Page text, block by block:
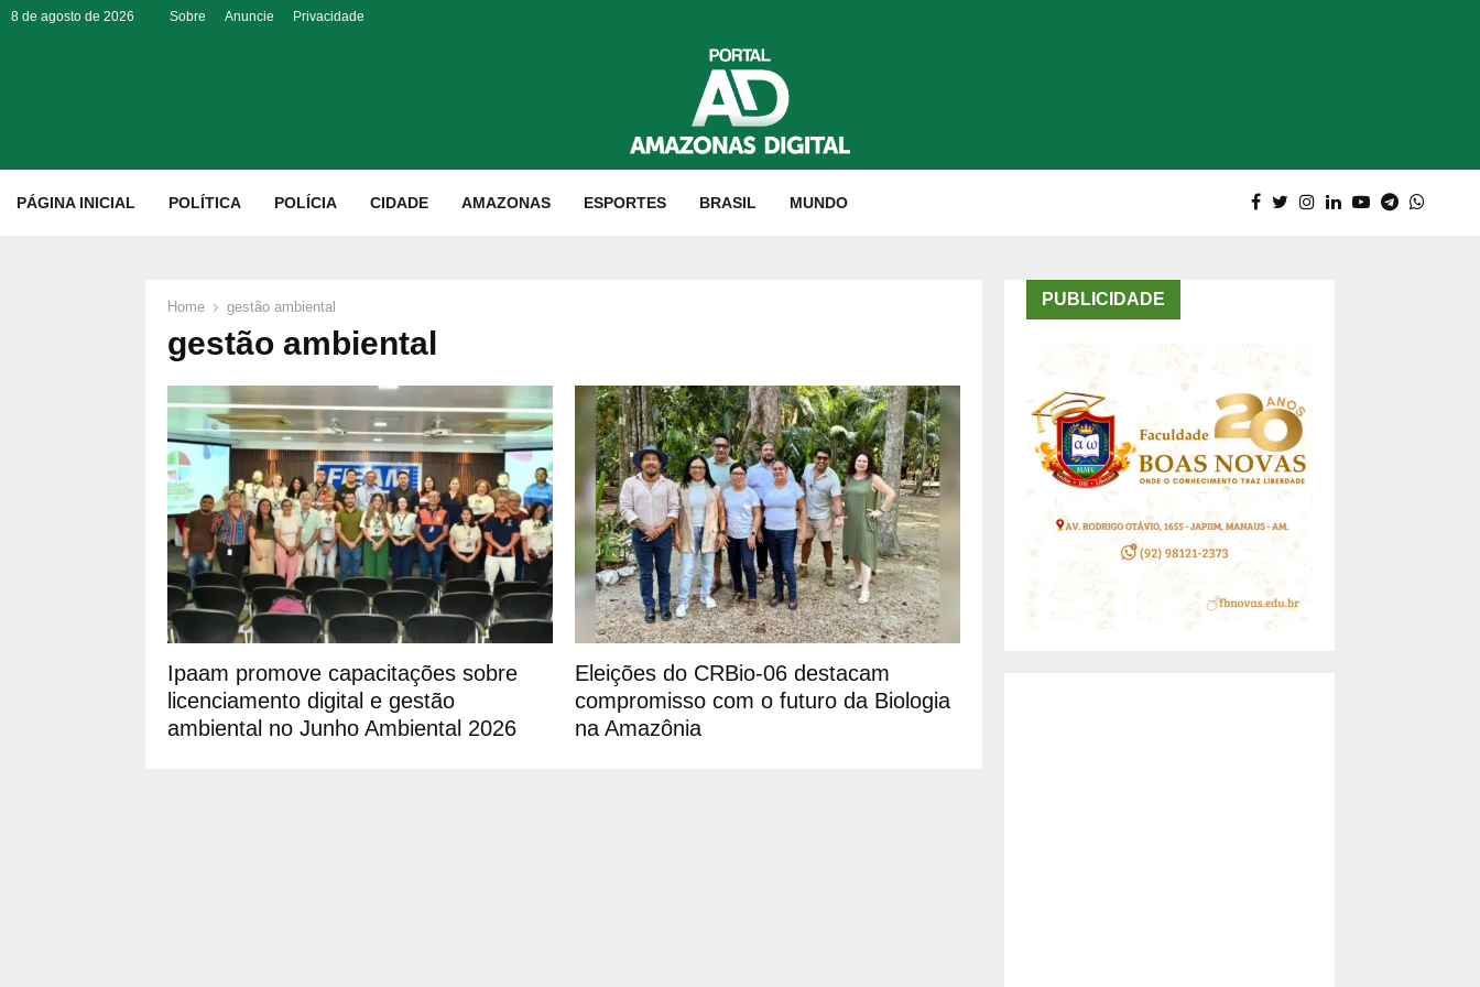
8 de agosto de 2026 Sobre Anuncie Privacidade
PÁGINA INICIAL POLÍTICA POLÍCIA CIDADE AMAZONAS ESPORTES BRASIL MUNDO
Home gestão ambiental
gestão ambiental
Ipaam promove capacitações sobre
licenciamento digital e gestão
ambiental no Junho Ambiental 2026
Eleições do CRBio-06 destacam
compromisso com o futuro da Biologia
na Amazônia
PUBLICIDADE